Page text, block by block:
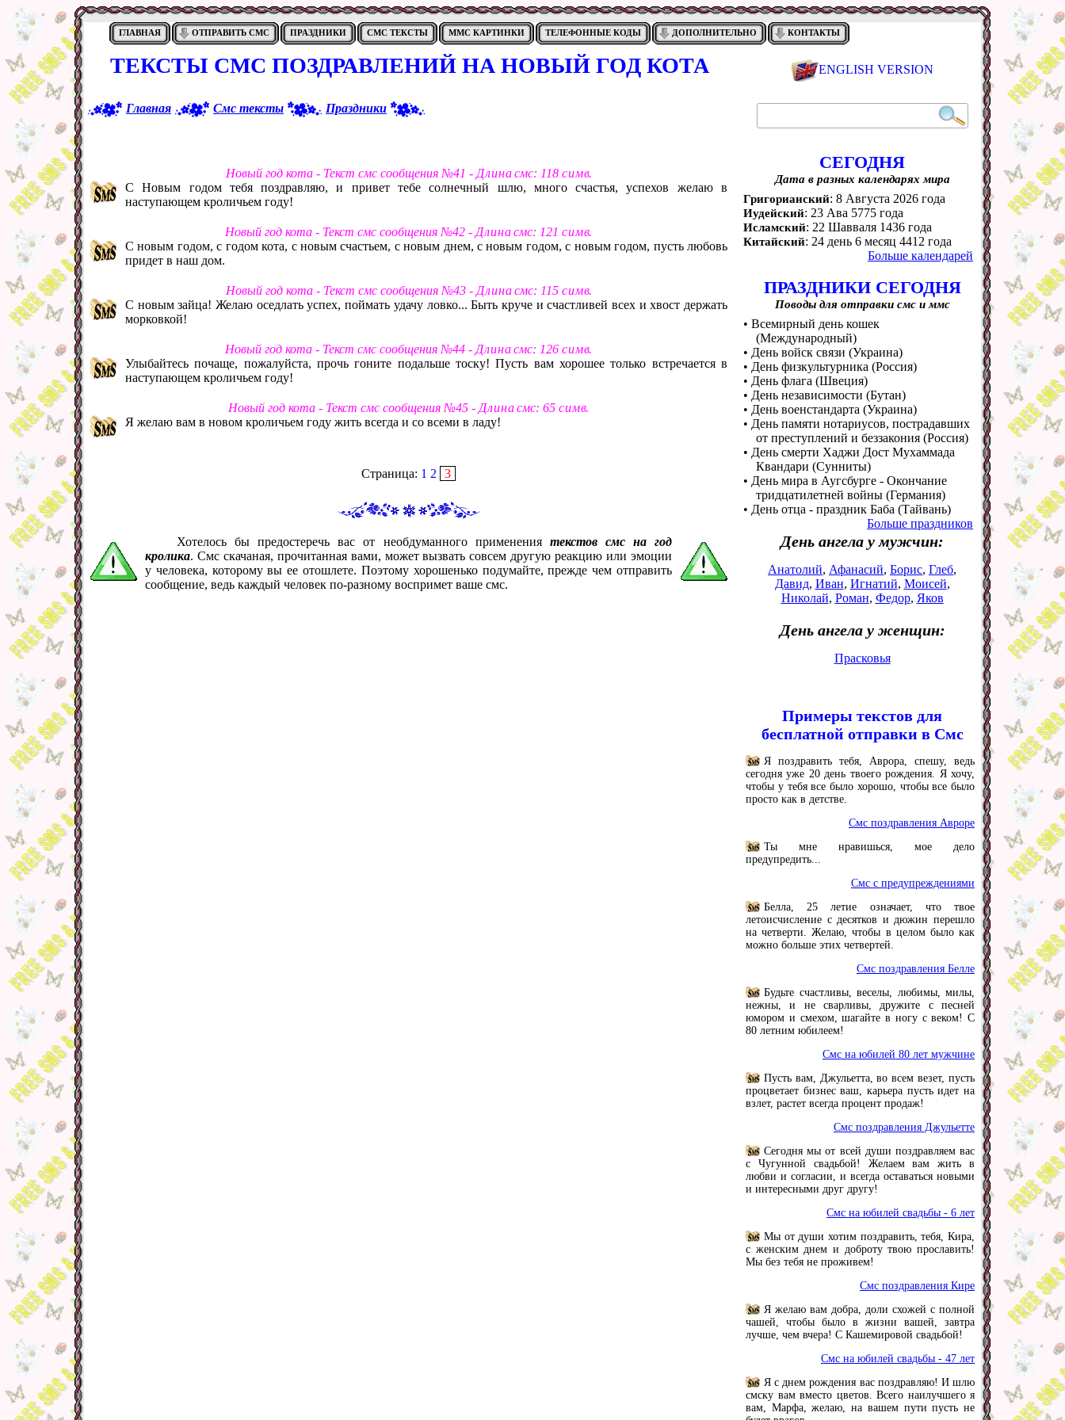
ГЛАВНАЯ ОТПРАВИТЬ СМС ПРАЗДНИКИ СМС ТЕКСТЫ ММС КАРТИНКИ ТЕЛЕФОННЫЕ КОДЫ ДОПОЛНИТЕЛЬНО КОНТАКТЫ
ТЕКСТЫ СМС ПОЗДРАВЛЕНИЙ НА НОВЫЙ ГОД КОТА
Главная Смс тексты Праздники
Новый год кота - Текст смс сообщения №41 - Д л и н асмс: 118 с и м в.
С Новым годом тебя поздравляю, и привет тебе солнечный шлю, много счастья, успехов желаю в
наступающем кроличьем году!
Новый год кота - Текст смс сообщения №42 - Д л и н асмс: 121 с и м в.
С новым годом, с годом кота, с новым счастьем, с новым днем, с новым годом, с новым годом, пусть любовь
придет в наш дом.
Новый год кота - Текст смс сообщения №43 - Д л и н асмс: 115 с и м в.
С новым зайца! Желаю оседлать успех, поймать удачу ловко... Быть круче и счастливей всех и хвост держать
морковкой!
Новый год кота - Текст смс сообщения №44 - Д л и н асмс: 126 с и м в.
Улыбайтесь почаще, пожалуйста, прочь гоните подальше тоску! Пусть вам хорошее только встречается в
наступающем кроличьем году!
Новый год кота - Текст смс сообщения №45 - Д л и н асмс: 65 с и м в.
Я желаю вам в новом кроличьем году жить всегда и со всеми в ладу!
Страница: 1 2 3
Хотелось бы предостеречь вас от необдуманного применения текстов смс на год
кролика. Смс скачаная, прочитанная вами, может вызвать совсем другую реакцию или эмоции
у человека, которому вы ее отошлете. Поэтому хорошенько подумайте, прежде чем отправить
сообщение, ведь каждый человек по-разному воспримет ваше смс.
ENGLISH VERSION
СЕГОДНЯ
Дата в разных календарях мира
Григорианский: 8 Августа 2026 года
Иудейский: 23 Ава 5775 года
Исламский: 22 Шавваля 1436 года
Китайский: 24 день 6 месяц 4412 года
Больше календарей
ПРАЗДНИКИ СЕГОДНЯ
Поводы для отправки смс и ммс
• Всемирный день кошек
(Международный)
• День войск связи (Украина)
• День физкультурника (Россия)
• День флага (Швеция)
• День независимости (Бутан)
• День военстандарта (Украина)
• День памяти нотариусов, пострадавших
от преступлений и беззакония (Россия)
• День смерти Хаджи Дост Мухаммада
Квандари (Сунниты)
• День мира в Аугсбурге - Окончание
тридцатилетней войны (Германия)
• День отца - праздник Баба (Тайвань)
Больше праздников
День ангела у мужчин:
Анатолий, Афанасий, Борис, Глеб,
Давид, Иван, Игнатий, Моисей,
Николай, Роман, Федор, Яков
День ангела у женщин:
Прасковья
Примеры текстов для
бесплатной отправки в Смс
Я поздравить тебя, Аврора, спешу, ведь
сегодня уже 20 день твоего рождения. Я хочу,
чтобы у тебя все было хорошо, чтобы все было
просто как в детстве.
Смс поздравления Авроре
Ты мне нравишься, мое дело
предупредить...
Смс с предупреждениями
Белла, 25 летие означает, что твое
летоисчисление с десятков и дюжин перешло
на четверти. Желаю, чтобы в целом было как
можно больше этих четвертей.
Смс поздравления Белле
Будьте счастливы, веселы, любимы, милы,
нежны, и не сварливы, дружите с песней
юмором и смехом, шагайте в ногу с веком! С
80 летним юбилеем!
Смс на юбилей 80 лет мужчине
Пусть вам, Джульетта, во всем везет, пусть
процветает бизнес ваш, карьера пусть идет на
взлет, растет всегда процент продаж!
Смс поздравления Джульетте
Сегодня мы от всей души поздравляем вас
с Чугунной свадьбой! Желаем вам жить в
любви и согласии, и всегда оставаться новыми
и интересными друг другу!
Смс на юбилей свадьбы - 6 лет
Мы от души хотим поздравить, тебя, Кира,
с женским днем и доброту твою прославить!
Мы без тебя не проживем!
Смс поздравления Кире
Я желаю вам добра, доли схожей с полной
чашей, чтобы было в жизни вашей, завтра
лучше, чем вчера! С Кашемировой свадьбой!
Смс на юбилей свадьбы - 47 лет
Я с днем рождения вас поздравляю! И шлю
смску вам вместо цветов. Всего наилучшего я
вам, Марфа, желаю, на вашем пути пусть не